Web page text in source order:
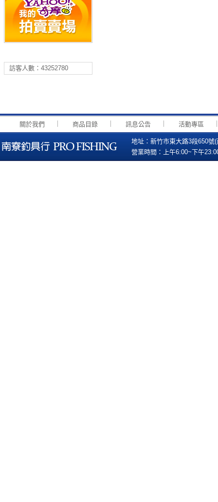
訪客人數：43252780
關於我們 商品目錄 訊息公告 活動專區
地址：新竹市東大路3段650
營業時間：上午6:00~下午